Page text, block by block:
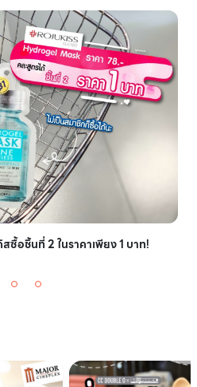
ซื้อชิ้นที่ 2 ในราคาเพียง 1 บาท!